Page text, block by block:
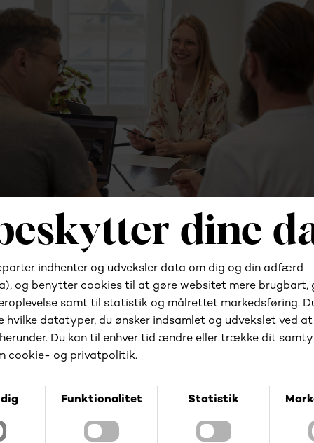
Er du klar til at komme
i gang?
Valg af de rigtige systemer er essentielt for en
moderne virksomhed. Derfor starter vi altid med en
dialog for at ramme 100% plet dit behov og bøje
Lad os byde på den første kop kaffe.